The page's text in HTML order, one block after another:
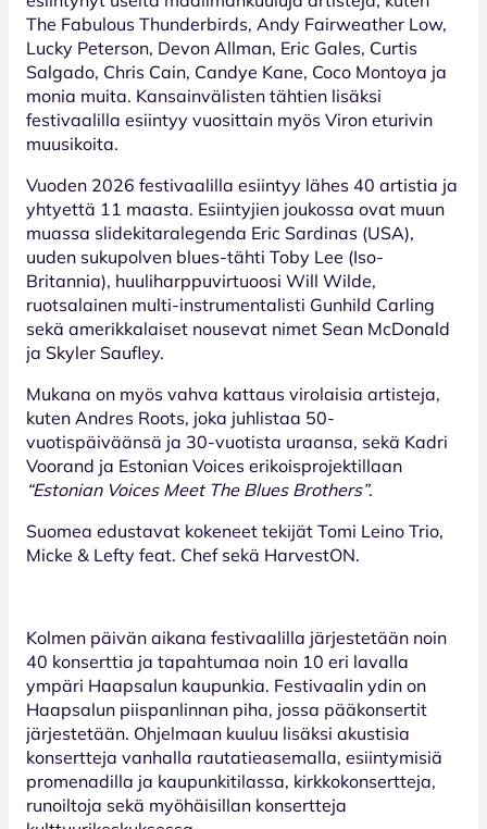
The Fabulous Thunderbirds, Andy Fairweather Low,
Lucky Peterson, Devon Allman, Eric Gales, Curtis
Salgado, Chris Cain, Candye Kane, Coco Montoya ja
monia muita. Kansainvälisten tähtien lisäksi
festivaalilla esiintyy vuosittain myös Viron eturivin
muusikoita.
Vuoden 2026 festivaalilla esiintyy lähes 40 artistia ja
yhtyettä 11 maasta. Esiintyjien joukossa ovat muun
muassa slidekitaralegenda Eric Sardinas (USA),
uuden sukupolven blues-tähti Toby Lee (Iso-
Britannia), huuliharppuvirtuoosi Will Wilde,
ruotsalainen multi-instrumentalisti Gunhild Carling
sekä amerikkalaiset nousevat nimet Sean McDonald
ja Skyler Saufley.
Mukana on myös vahva kattaus virolaisia artisteja,
kuten Andres Roots, joka juhlistaa 50-
vuotispäiväänsä ja 30-vuotista uraansa, sekä Kadri
Voorand ja Estonian Voices erikoisprojektillaan
“Estonian Voices Meet The Blues Brothers”.
Suomea edustavat kokeneet tekijät Tomi Leino Trio,
Micke & Lefty feat. Chef sekä HarvestON.
Kolmen päivän aikana festivaalilla järjestetään noin
40 konserttia ja tapahtumaa noin 10 eri lavalla
ympäri Haapsalun kaupunkia. Festivaalin ydin on
Haapsalun piispanlinnan piha, jossa pääkonsertit
järjestetään. Ohjelmaan kuuluu lisäksi akustisia
konsertteja vanhalla rautatieasemalla, esiintymisiä
promenadilla ja kaupunkitilassa, kirkko­konsertteja,
runoiltoja sekä myöhäisillan konsertteja